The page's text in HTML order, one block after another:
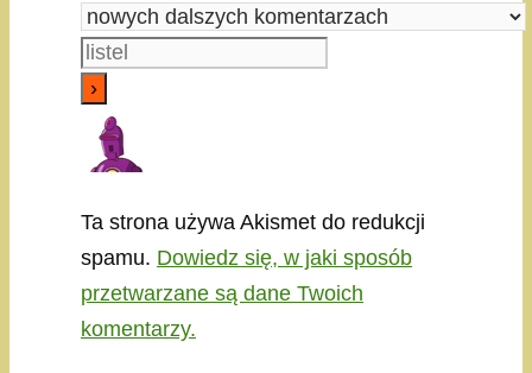
Ta strona używa Akismet do redukcji
spamu. Dowiedz się, w jaki sposób
przetwarzane są dane Twoich
komentarzy.